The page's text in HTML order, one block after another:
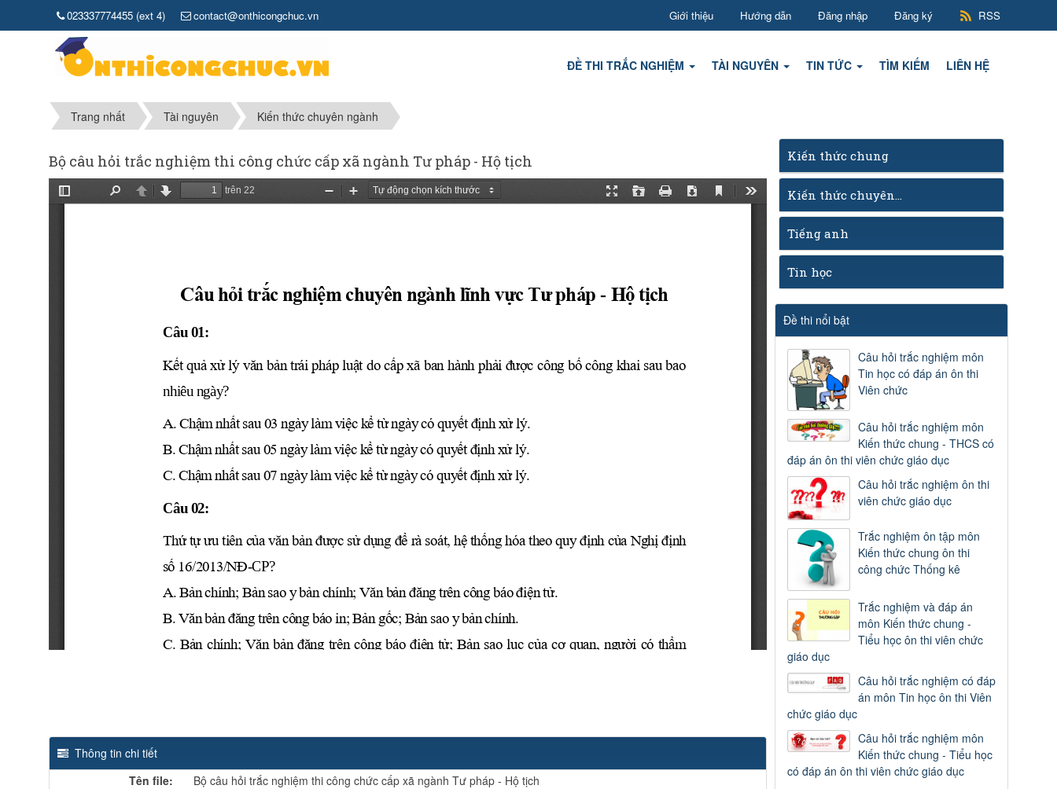
023337774455 (ext 4) contact@onthicongchuc.vn Giới thiệu Hướng dẫn Đăng nhập Đăng ký RSS
ĐỀ THI TRẮC NGHIỆM TÀI NGUYÊN TIN TỨC TÌM KIẾM LIÊN HỆ
Trang nhất Tài nguyên Kiến thức chuyên ngành
Bộ câu hỏi trắc nghiệm thi công chức cấp xã ngành Tư pháp - Hộ tịch
Thông tin chi tiết
Tên file:
Bộ câu hỏi trắc nghiệm thi công chức cấp xã ngành Tư pháp - Hộ tịch
Kiến thức chung
Kiến thức chuyên...
Tiếng anh
Tin học
Đề thi nổi bật
Câu hỏi trắc nghiệm môn
Tin học có đáp án ôn thi
Viên chức
Câu hỏi trắc nghiệm môn
Kiến thức chung - THCS có
đáp án ôn thi viên chức giáo dục
Câu hỏi trắc nghiệm ôn thi
viên chức giáo dục
Trắc nghiệm ôn tập môn
Kiến thức chung ôn thi
công chức Thống kê
Trắc nghiệm và đáp án
môn Kiến thức chung -
Tiểu học ôn thi viên chức
giáo dục
Câu hỏi trắc nghiệm có đáp
án môn Tin học ôn thi Viên
chức giáo dục
Câu hỏi trắc nghiệm môn
Kiến thức chung - Tiểu học
có đáp án ôn thi viên chức giáo dục